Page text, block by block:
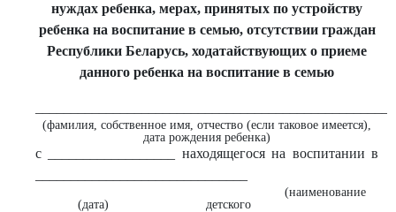
нуждах ребенка, мерах, принятых по устройству
ребенка на воспитание в семью, отсутствии граждан
Республики Беларусь, ходатайствующих о приеме
данного ребенка на воспитание в семью
(фамилия, собственное имя, отчество (если таковое имеется),
дата рождения ребенка)
с __________________ находящегося на воспитании в
(дата)
(наименование
детского